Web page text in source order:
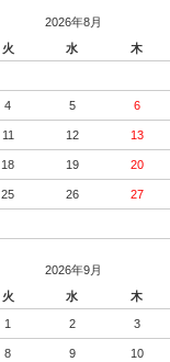
2026年8月
火 水 木
4 5 6
11 12 13
18 19 20
25 26 27
2026年9月
火 水 木
1 2 3
8 9 10